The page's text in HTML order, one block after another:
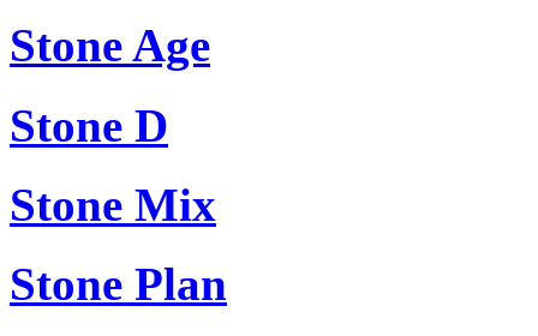
Stone Age
Stone D
Stone Mix
Stone Plan